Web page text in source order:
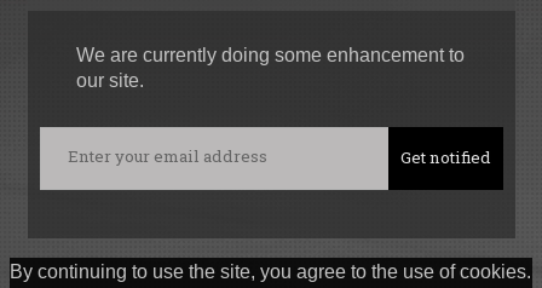
We are currently doing some enhancement to
our site.
By continuing to use the site, you agree to the use of cookies.